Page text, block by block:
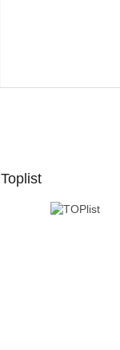
Toplist